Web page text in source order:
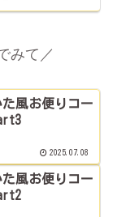
みて／
風お便りコー
2025.07.08
風お便りコー